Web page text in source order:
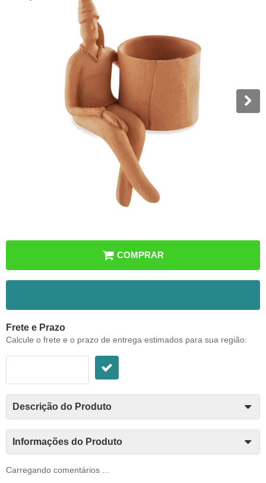
COMPRAR
Frete e Prazo
Calcule o frete e o prazo de entrega estimados para sua região:
Descrição do Produto
Informações do Produto
Carregando comentários ...